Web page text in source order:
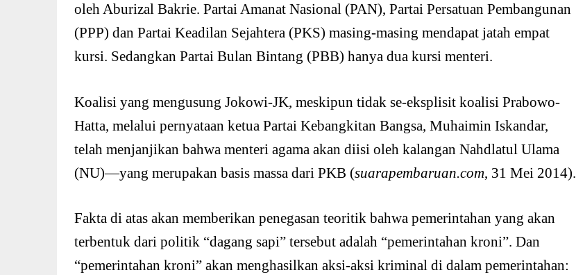
oleh Aburizal Bakrie. Partai Amanat Nasional (PAN), Partai Persatuan Pembangunan
(PPP) dan Partai Keadilan Sejahtera (PKS) masing-masing mendapat jatah empat
kursi. Sedangkan Partai Bulan Bintang (PBB) hanya dua kursi menteri.
Koalisi yang mengusung Jokowi-JK, meskipun tidak se-eksplisit koalisi Prabowo-
Hatta, melalui pernyataan ketua Partai Kebangkitan Bangsa, Muhaimin Iskandar,
telah menjanjikan bahwa menteri agama akan diisi oleh kalangan Nahdlatul Ulama
(NU)—yang merupakan basis massa dari PKB (suarapembaruan.com, 31 Mei 2014).
Fakta di atas akan memberikan penegasan teoritik bahwa pemerintahan yang akan
terbentuk dari politik “dagang sapi” tersebut adalah “pemerintahan kroni”. Dan
“pemerintahan kroni” akan menghasilkan aksi-aksi kriminal di dalam pemerintahan: